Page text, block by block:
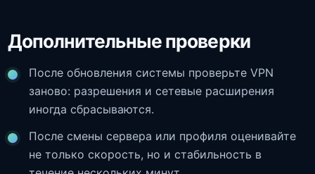
Дополнительные проверки
После обновления системы проверьте VPN
заново: разрешения и сетевые расширения
иногда сбрасываются.
После смены сервера или профиля оценивайте
не только скорость, но и стабильность в